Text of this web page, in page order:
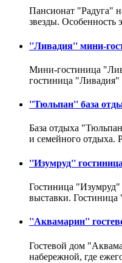
Пансионат "Радуга"
звезды. Особенность
''Ливадия'' мини-
Мини-гостиница
гостиница "Ливадия"
''Тюльпан'' база
База отдыха
и семейного отдыха.
''Изумруд''
Гостиница "Изумруд"
выставки.
''Аквамарин''
Гостевой дом
набережной, где